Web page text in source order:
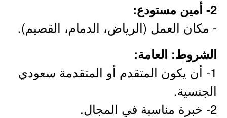
2- أمين مستودع:
- مكان العمل (الرياض، الدمام، القصيم).
الشروط: العامة:
1- أن يكون المتقدم أو المتقدمة سعودي
الجنسية.
2- خبرة مناسبة في المجال.